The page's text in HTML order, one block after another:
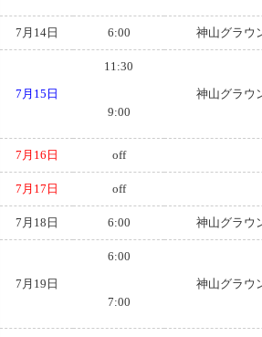
7月14日 6:00 神山グラウ
7月15日
11:30
9:00
神山グラウ
7月16日 off
7月17日 off
7月18日 6:00 神山グラウ
7月19日
6:00
7:00
神山グラウ